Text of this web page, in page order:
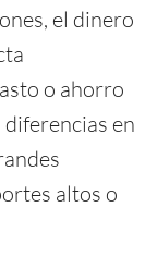
el dinero
o ahorro
en
altos o